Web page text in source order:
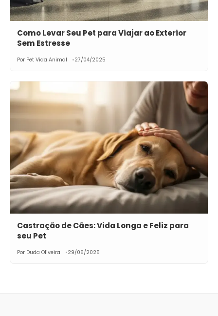
Como Levar Seu Pet para Viajar ao Exterior
Sem Estresse
Por Pet Vida Animal 27/04/2025
Castração de Cães: Vida Longa e Feliz para
seu Pet
Por Duda Oliveira 29/06/2025